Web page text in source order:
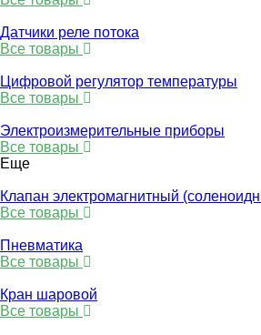
Датчики реле потока
Все товары
Цифровой регулятор температуры
Все товары
Электроизмерительные приборы
Все товары
Еще
Клапан электромагнитный
Все товары
Пневматика
Все товары
Кран шаровой
Все товары